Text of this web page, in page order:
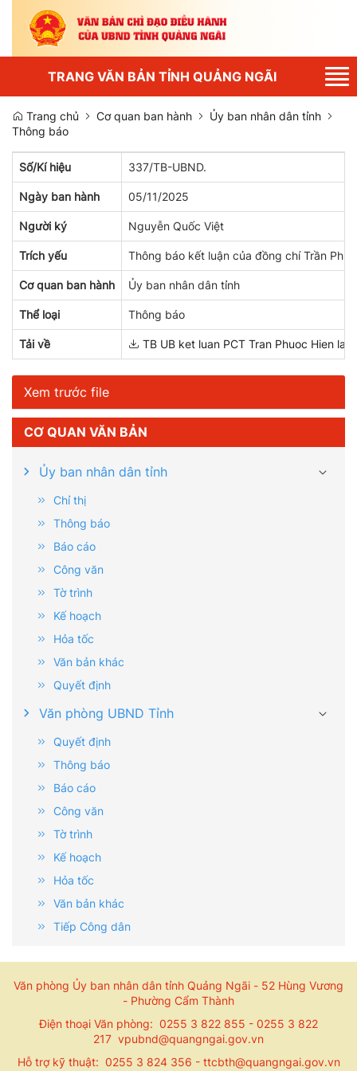
TRANG VĂN BẢN TỈNH QUẢNG NGÃI
CƠ QUAN VĂN BẢN
Ủy ban nhân dân tỉnh
Chỉ thị
Thông báo
Báo cáo
Công văn
Tờ trình
Kế hoạch
Hỏa tốc
Văn bản khác
Quyết định
Văn phòng UBND Tỉnh
Quyết định
Thông báo
Báo cáo
Công văn
Tờ trình
Kế hoạch
Hỏa tốc
Văn bản khác
Tiếp Công dân
Trang chủ Cơ quan ban hành
Ủy ban nhân dân tỉnh
Thông báo
Số/Kí hiệu 337/TB-UBND.
Ngày ban hành 05/11/2025
Người ký Nguyễn Quốc Việt
Trích yếu Thông báo kết luận của đồng chí Trần
Cơ quan ban hành Ủy ban nhân dân tỉnh
Thể loại Thông báo
Tải về TB UB ket luan PCT Tran Phuoc Hien
Xem trước file
Văn phòng Ủy ban nhân dân tỉnh Quảng Ngãi - 52 Hùng Vương
- Phường Cẩm Thành
Điện thoại Văn phòng: 0255 3 822 855 - 0255 3 822
217 vpubnd@quangngai.gov.vn
Hỗ trợ kỹ thuật: 0255 3 824 356 - ttcbth@quangngai.gov.vn